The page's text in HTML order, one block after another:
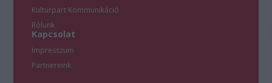
Kultúrpart Kommunikáció
Rólunk
Kapcsolat
Impresszum
Partnereink